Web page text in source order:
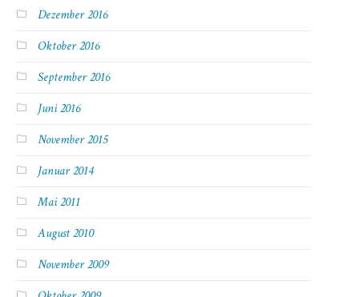
Dezember 2016
Oktober 2016
September 2016
Juni 2016
November 2015
Januar 2014
Mai 2011
August 2010
November 2009